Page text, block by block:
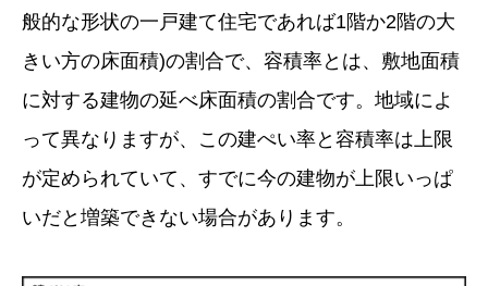
般的な形状の一戸建て住宅であれば1階か2階の大
きい方の床面積)の割合で、容積率とは、敷地面積
に対する建物の延べ床面積の割合です。地域によ
って異なりますが、この建ぺい率と容積率は上限
が定められていて、すでに今の建物が上限いっぱ
いだと増築できない場合があります。